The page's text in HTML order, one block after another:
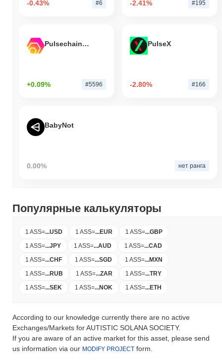
-0.43% #6 -2.41% #195
Pulsechain Bridged HEX (Pulsechain)
+0.09% #5596
PulseX
-2.80% #166
BabyNot
0.00% нет ранга
Популярные калькуляторы
1 ASS=...USD 1 ASS=...EUR 1 ASS=...GBP
1 ASS=...JPY 1 ASS=...AUD 1 ASS=...CAD
1 ASS=...CHF 1 ASS=...SGD 1 ASS=...MXN
1 ASS=...RUB 1 ASS=...ZAR 1 ASS=...TRY
1 ASS=...SEK 1 ASS=...NOK 1 ASS=...ETH
According to our knowledge currently there are no active
Exchanges/Markets for AUTISTIC SOLANA SOCIETY.
If you are aware of an active market for this asset, please send
us information via our MODIFY PROJECT form.